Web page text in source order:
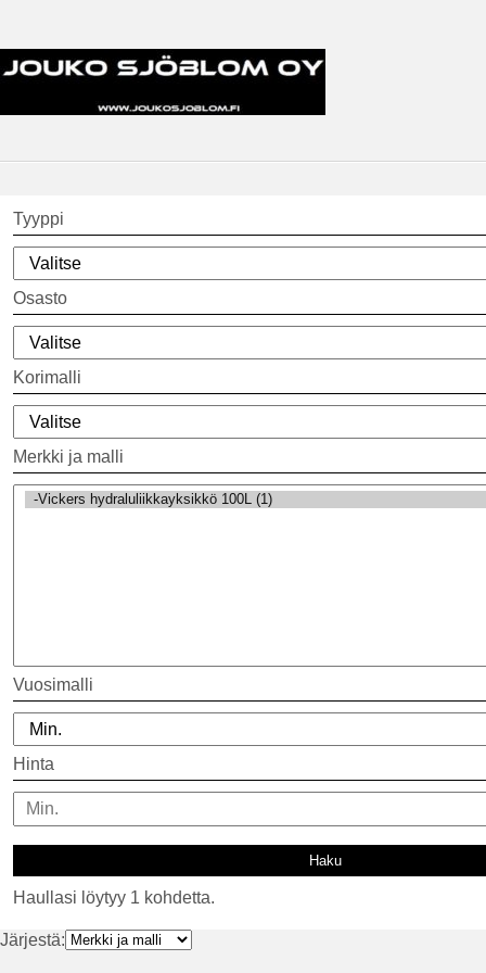
Tyyppi
Osasto
Korimalli
Merkki ja malli
Vuosimalli
Hinta
Haullasi löytyy 1 kohdetta.
Järjestä: